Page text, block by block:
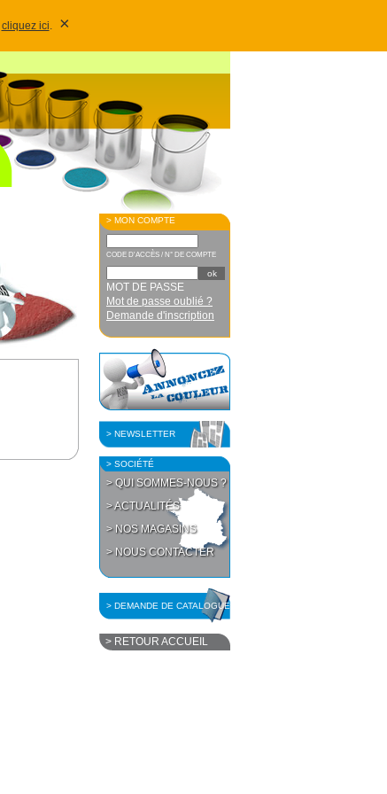
cliquez ici. ×
> MON COMPTE
CODE D'ACCÈS / N° DE COMPTE
MOT DE PASSE
Mot de passe oublié ?
Demande d'inscription
> NEWSLETTER
> SOCIÉTÉ
> QUI SOMMES-NOUS ?
> ACTUALITÉS
> NOS MAGASINS
> NOUS CONTACTER
> DEMANDE DE CATALOGUE
> RETOUR ACCUEIL